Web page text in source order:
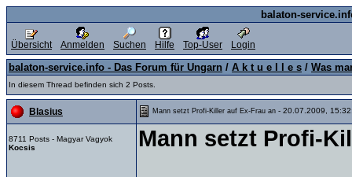
balaton-
Übersicht Anmelden Suchen Hilfe Top-User Login
balaton-service.info - Das Forum für Ungarn / A k t u e l l e s / Was
In diesem Thread befinden sich 2 Posts.
Blasius Mann setzt Profi-Killer auf Ex-Frau an - 20.07.2009,
8711 Posts - Magyar Vagyok
Kocsis
Mann setzt Profi-